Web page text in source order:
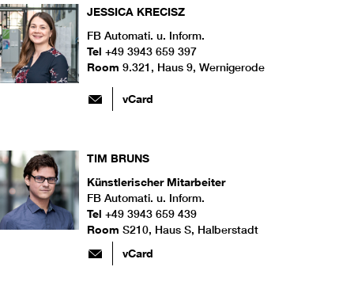
JESSICA KRECISZ
FB Automati. u. Inform.
Tel +49 3943 659 397
Room 9.321, Haus 9, Wernigerode
vCard
TIM BRUNS
Künstlerischer Mitarbeiter
FB Automati. u. Inform.
Tel +49 3943 659 439
Room S210, Haus S, Halberstadt
vCard